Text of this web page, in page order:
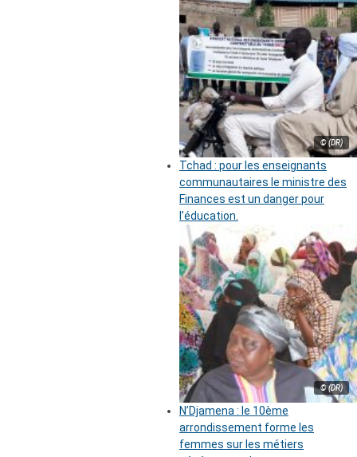
© (DR)
Tchad : pour les enseignants
communautaires le ministre des
Finances est un danger pour
l’éducation.
© (DR)
N’Djamena : le 10ème
arrondissement forme les
femmes sur les métiers